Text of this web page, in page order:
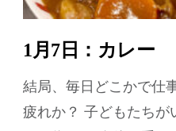
1月7日：カレー
結局、毎日どこかで仕
疲れか？ 子どもたちが